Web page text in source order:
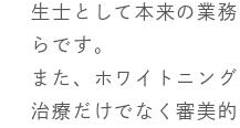
生士として本来の業
らです。
また、ホワイトニン
治療だけでなく審美